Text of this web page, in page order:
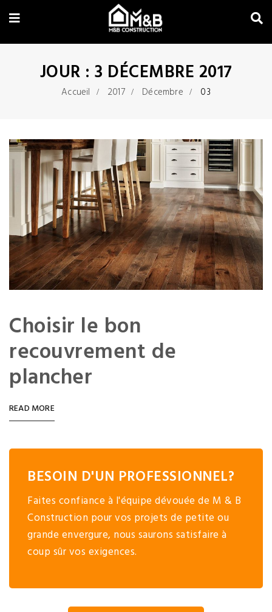
JOUR : 3 DÉCEMBRE 2017
Accueil 2017 Décembre 03
Choisir le bon
recouvrement de
plancher
READ MORE
BESOIN D'UN PROFESSIONNEL?
Faites confiance à l'équipe dévouée de M & B
Construction pour vos projets de petite ou
grande envergure, nous saurons satisfaire à
coup sûr vos exigences.